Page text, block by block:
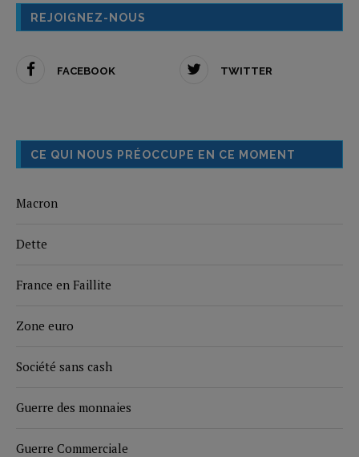
REJOIGNEZ-NOUS
FACEBOOK TWITTER
CE QUI NOUS PRÉOCCUPE EN CE MOMENT
Macron
Dette
France en Faillite
Zone euro
Société sans cash
Guerre des monnaies
Guerre Commerciale